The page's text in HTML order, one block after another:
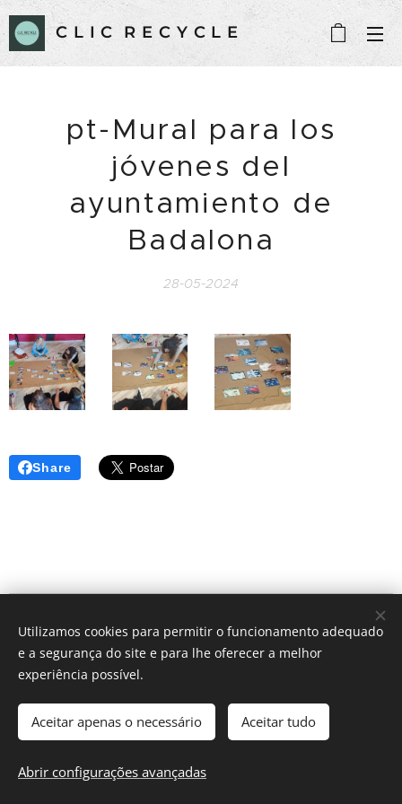
C L I C R E C Y C L E
pt-Mural para los
jóvenes del
ayuntamiento de
Badalona
28-05-2024
Share
© 2024 | Clic Recycle Todos os Direitos Reservados.
Termos e Condições
Política de Privacidade
Idiomas
Nederlands
Utilizamos cookies para permitir o funcionamento adequado
e a segurança do site e para lhe oferecer a melhor
experiência possível.
Aceitar apenas o necessário Aceitar tudo
Abrir configurações avançadas